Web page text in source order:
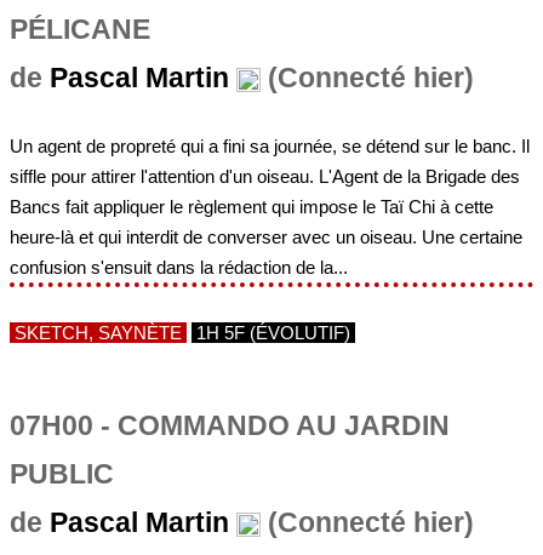
PÉLICANE
de Pascal Martin (Connecté hier)
Un agent de propreté qui a fini sa journée, se détend sur le banc. Il
siffle pour attirer l'attention d'un oiseau. L'Agent de la Brigade des
Bancs fait appliquer le règlement qui impose le Taï Chi à cette
heure-là et qui interdit de converser avec un oiseau. Une certaine
confusion s'ensuit dans la rédaction de la...
SKETCH, SAYNÈTE 1H 5F (ÉVOLUTIF)
07H00 - COMMANDO AU JARDIN
PUBLIC
de Pascal Martin (Connecté hier)